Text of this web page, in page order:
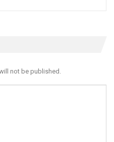
not be published.